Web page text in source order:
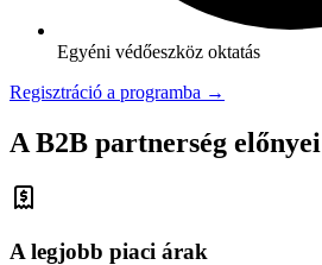
Egyéni védőeszköz oktatás
Regisztráció a programba →
A B2B partnerség előnyei
A legjobb piaci árak